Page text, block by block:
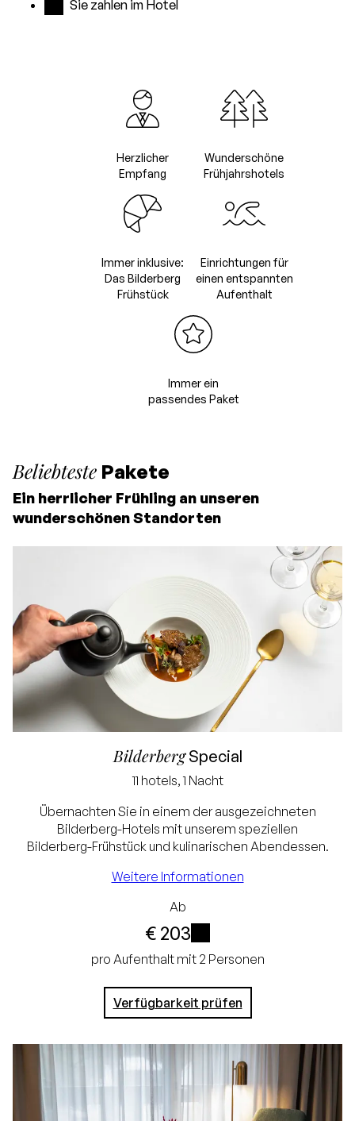
Sie zahlen im Hotel
Herzlicher
Empfang
Wunderschöne
Frühjahrshotels
Immer inklusive:
Das Bilderberg
Frühstück
Einrichtungen für
einen entspannten
Aufenthalt
Immer ein
passendes Paket
Beliebteste Pakete
Ein herrlicher Frühling an unseren
wunderschönen Standorten
BilderbergSpecial
11 hotels, 1 Nacht
Übernachten Sie in einem der ausgezeichneten
Bilderberg-Hotels mit unserem speziellen
Bilderberg-Frühstück und kulinarischen Abendessen.
Weitere Informationen
Ab
€ 203
i
Garantiert der
niedrigste Preis
24 Stunden im Voraus
Keine Kreditkarte
zahlen im Hotel
pro Aufenthalt mit 2 Personen
Verfügbarkeit prüfen